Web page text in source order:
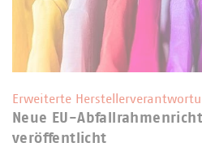
Erweiterte
Neue EU-
veröffentlicht